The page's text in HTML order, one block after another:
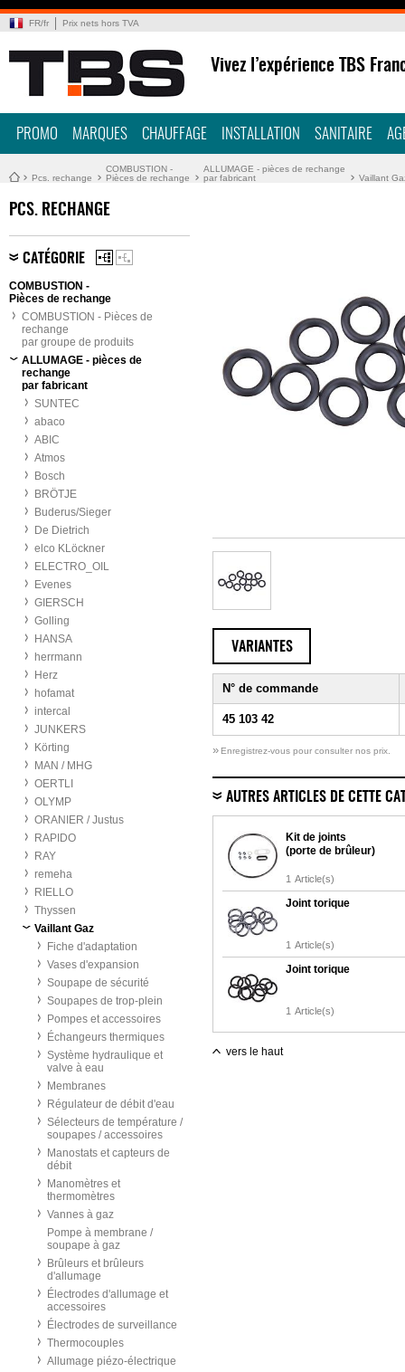
FR/fr Prix nets hors TVA
Vivez l’expérience TBS
PROMO MARQUES CHAUFFAGE INSTALLATION SANITAIRE
Pcs. rechange
COMBUSTION -
Pièces de rechange
ALLUMAGE - pièces de rechange
par fabricant
Vaillant
PCS. RECHANGE
CATÉGORIE
COMBUSTION -
Pièces de rechange
COMBUSTION - Pièces de
rechange
par groupe de produits
ALLUMAGE - pièces de
rechange
par fabricant
SUNTEC
abaco
ABIC
Atmos
Bosch
BRÖTJE
Buderus/Sieger
De Dietrich
elco KLöckner
ELECTRO_OIL
Evenes
GIERSCH
Golling
HANSA
herrmann
Herz
hofamat
intercal
JUNKERS
Körting
MAN / MHG
OERTLI
OLYMP
ORANIER / Justus
RAPIDO
RAY
remeha
RIELLO
Thyssen
Vaillant Gaz
Fiche d'adaptation
Vases d'expansion
Soupape de sécurité
Soupapes de trop-plein
Pompes et accessoires
Échangeurs thermiques
Système hydraulique et
valve à eau
Membranes
Régulateur de débit d'eau
Sélecteurs de température /
soupapes / accessoires
Manostats et capteurs de
débit
Manomètres et
thermomètres
Vannes à gaz
Pompe à membrane /
soupape à gaz
Brûleurs et brûleurs
d'allumage
Électrodes d'allumage et
accessoires
Électrodes de surveillance
Thermocouples
Allumage piézo-électrique
VARIANTES
N° de commande
45 103 42
» Enregistrez-vous pour consulter nos prix.
AUTRES ARTICLES DE CETTE
Kit de joints
(porte de brûleur)
1 Article(s)
Joint torique
1 Article(s)
Joint torique
1 Article(s)
vers le haut